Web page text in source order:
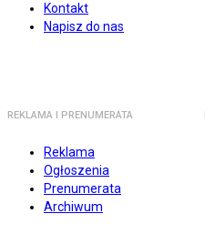
Kontakt
Napisz do nas
REKLAMA I PRENUMERATA
Reklama
Ogłoszenia
Prenumerata
Archiwum